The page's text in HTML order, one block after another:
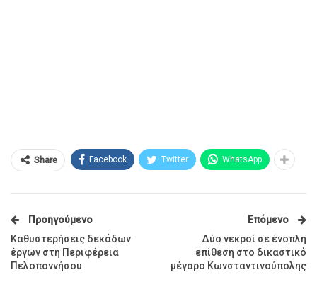
Share Facebook Twitter WhatsApp
Προηγούμενο
Καθυστερήσεις δεκάδων
έργων στη Περιφέρεια
Πελοποννήσου
Επόμενο
Δύο νεκροί σε ένοπλη
επίθεση στο δικαστικό
μέγαρο Κωνσταντινούπολης